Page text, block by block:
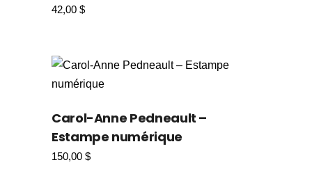
42,00 $
Carol-Anne Pedneault –
Estampe numérique
150,00 $